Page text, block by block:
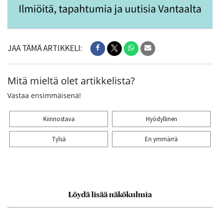
JAA TÄMÄ ARTIKKELI:
Mitä mieltä olet artikkelista?
Vastaa ensimmäisenä!
Kiinnostava Hyödyllinen
Tylsä En ymmärrä
Löydä lisää näkökulmia